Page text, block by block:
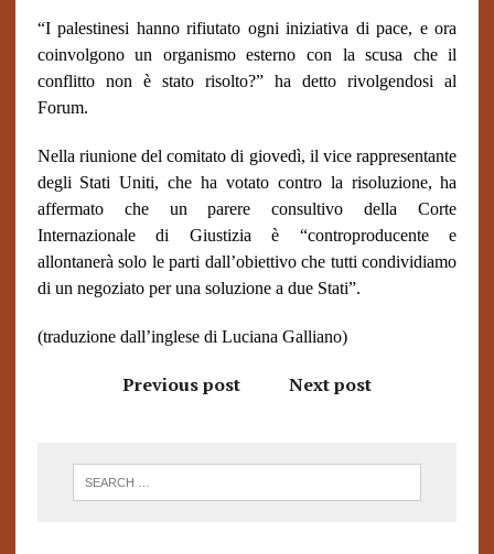
“I palestinesi hanno rifiutato ogni iniziativa di pace, e ora
coinvolgono un organismo esterno con la scusa che il
conflitto non è stato risolto?” ha detto rivolgendosi al
Forum.
Nella riunione del comitato di giovedì, il vice rappresentante
degli Stati Uniti, che ha votato contro la risoluzione, ha
affermato che un parere consultivo della Corte
Internazionale di Giustizia è “controproducente e
allontanerà solo le parti dall’obiettivo che tutti condividiamo
di un negoziato per una soluzione a due Stati”.
(traduzione dall’inglese di Luciana Galliano)
Previous post Next post